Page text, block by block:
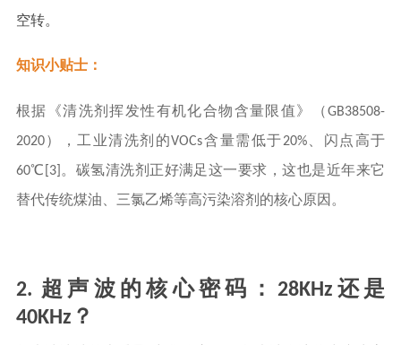
空转。
知识小贴士：
根据《清洗剂挥发性有机化合物含量限值》（GB38508-
2020），工业清洗剂的VOCs含量需低于20%、闪点高于
60℃[3]。碳氢清洗剂正好满足这一要求，这也是近年来它
替代传统煤油、三氯乙烯等高污染溶剂的核心原因。
2. 超声波的核心密码：28KHz还是
40KHz？